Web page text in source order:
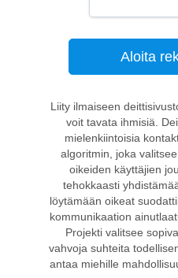
Aloita
Liity ilmaiseen
voit tavata ihmisiä.
mielenkiintoisia
algoritmin, joka
oikeiden käyttäjien
tehokkaasti
löytämään oikeat
kommunikaation
Projekti valitsee
vahvoja suhteita
antaa miehille